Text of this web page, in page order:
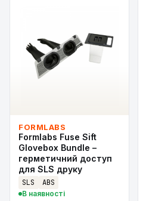
FORMLABS
Formlabs Fuse Sift
Glovebox Bundle –
герметичний доступ
для SLS друку
SLS ABS
В наявності